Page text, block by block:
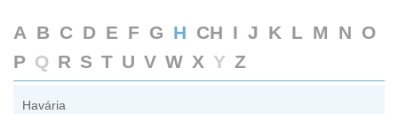
A B C D E F G H CH I J K L M N O
P Q R S T U V W X Y Z
Havária